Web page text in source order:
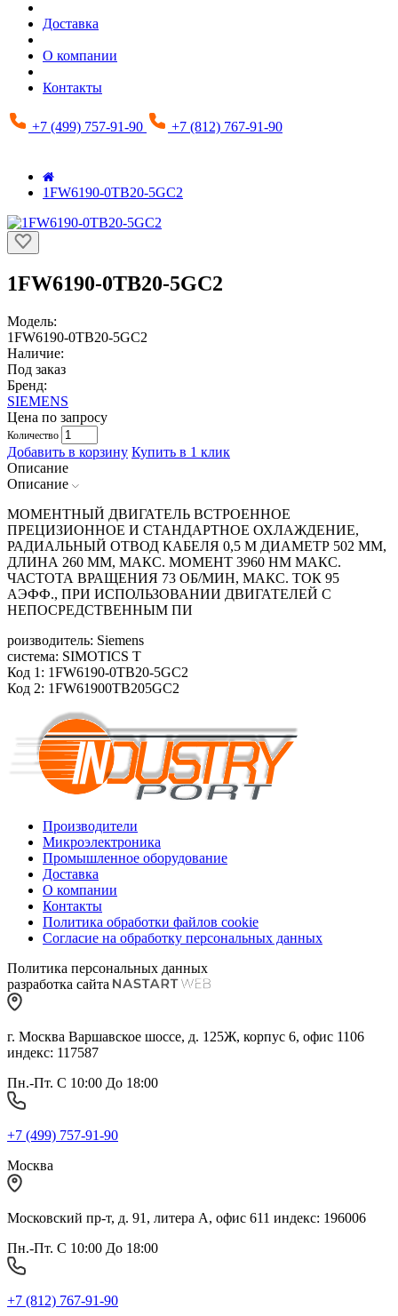
Доставка
О компании
Контакты
+7 (499) 757-91-90 +7 (812) 767-91-90
1FW6190-0TB20-5GC2
1FW6190-0TB20-5GC2
Модель:
1FW6190-0TB20-5GC2
Наличие:
Под заказ
Бренд:
SIEMENS
Цена по запросу
Количество
Добавить в корзину Купить в 1 клик
Описание
Описание
МОМЕНТНЫЙ ДВИГАТЕЛЬ ВСТРОЕННОЕ
ПРЕЦИЗИОННОЕ И СТАНДАРТНОЕ ОХЛАЖДЕНИЕ,
РАДИАЛЬНЫЙ ОТВОД КАБЕЛЯ 0,5 М ДИАМЕТР 502 ММ,
ДЛИНА 260 ММ, МАКС. МОМЕНТ 3960 HM МАКС.
ЧАСТОТА ВРАЩЕНИЯ 73 ОБ/МИН, МАКС. ТОК 95
АЭФФ., ПРИ ИСПОЛЬЗОВАНИИ ДВИГАТЕЛЕЙ С
НЕПОСРЕДСТВЕННЫМ ПИ
роизводитель: Siemens
система: SIMOTICS T
Код 1: 1FW6190-0TB20-5GC2
Код 2: 1FW61900TB205GC2
Производители
Микроэлектроника
Промышленное оборудование
Доставка
О компании
Контакты
Политика обработки файлов cookie
Согласие на обработку персональных данных
Политика персональных данных
разработка сайта
г. Москва Варшавское шоссе, д. 125Ж, корпус 6, офис 1106
индекс: 117587
Пн.-Пт. С 10:00 До 18:00
+7 (499) 757-91-90
Москва
Московский пр-т, д. 91, литера А, офис 611 индекс: 196006
Пн.-Пт. С 10:00 До 18:00
+7 (812) 767-91-90